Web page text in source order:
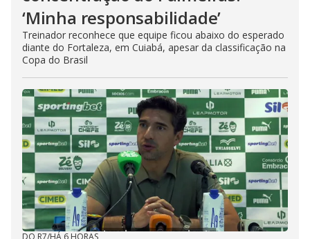
‘Minha responsabilidade’
Treinador reconhece que equipe ficou abaixo do esperado
diante do Fortaleza, em Cuiabá, apesar da classificação na
Copa do Brasil
DO R7/HÁ 6 HORAS